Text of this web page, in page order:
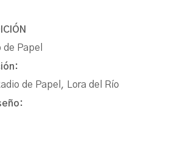
de Papel
de Papel, Lora del Río